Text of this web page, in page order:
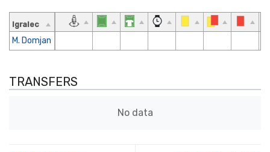
Igralec
M. Domjan
TRANSFERS
No data